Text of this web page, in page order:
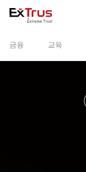
금융 교육